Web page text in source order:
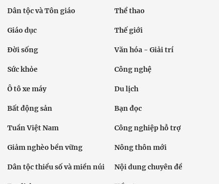
Dân tộc và Tôn giáo Thể thao
Giáo dục Thế giới
Đời sống Văn hóa - Giải trí
Sức khỏe Công nghệ
Ô tô xe máy Du lịch
Bất động sản Bạn đọc
Tuần Việt Nam Công nghiệp hỗ trợ
Giảm nghèo bền vững Nông thôn mới
Dân tộc thiểu số và miền núi Nội dung chuyên đề